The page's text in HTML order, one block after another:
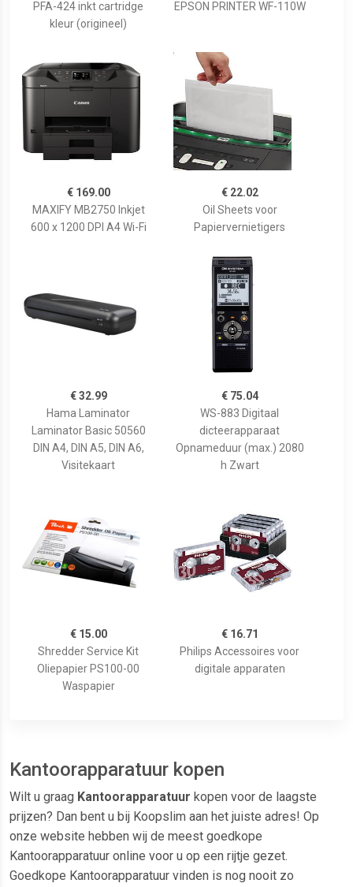
PFA-424 inkt cartridge
kleur (origineel)
EPSON PRINTER WF-110W
€ 169.00
MAXIFY MB2750 Inkjet
600 x 1200 DPI A4 Wi-Fi
€ 22.02
Oil Sheets voor
Papiervernietigers
€ 32.99
Hama Laminator
Laminator Basic 50560
DIN A4, DIN A5, DIN A6,
Visitekaart
€ 75.04
WS-883 Digitaal
dicteerapparaat
Opnameduur (max.) 2080
h Zwart
€ 15.00
Shredder Service Kit
Oliepapier PS100-00
Waspapier
€ 16.71
Philips Accessoires voor
digitale apparaten
Kantoorapparatuur kopen
Wilt u graag Kantoorapparatuur kopen voor de laagste
prijzen? Dan bent u bij Koopslim aan het juiste adres! Op
onze website hebben wij de meest goedkope
Kantoorapparatuur online voor u op een rijtje gezet.
Goedkope Kantoorapparatuur vinden is nog nooit zo